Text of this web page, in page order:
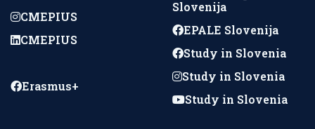
CMEPIUS
CMEPIUS
Erasmus+
Slovenija
EPALE Slovenija
Study in Slovenia
Study in Slovenia
Study in Slovenia